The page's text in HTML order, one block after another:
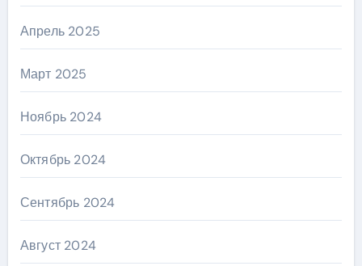
Апрель 2025
Март 2025
Ноябрь 2024
Октябрь 2024
Сентябрь 2024
Август 2024